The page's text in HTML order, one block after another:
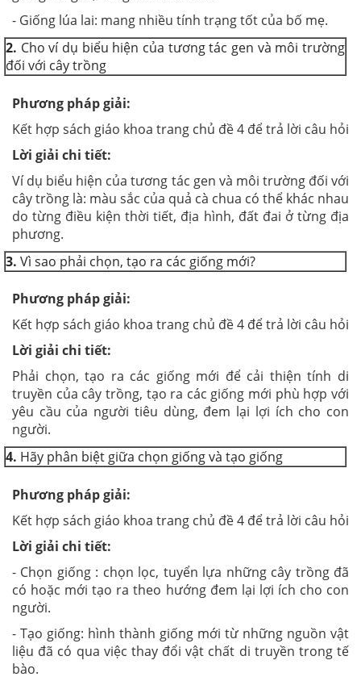
- Giống lúa lai: mang nhiều tính trạng tốt của bố mẹ.
2. Cho ví dụ biểu hiện của tương tác gen và môi trường
đối với cây trồng
Phương pháp giải:
Kết hợp sách giáo khoa trang chủ đề 4 để trả lời câu hỏi
Lời giải chi tiết:
Ví dụ biểu hiện của tương tác gen và môi trường đối với
cây trồng là: màu sắc của quả cà chua có thể khác nhau
do từng điều kiện thời tiết, địa hình, đất đai ở từng địa
phương.
3. Vì sao phải chọn, tạo ra các giống mới?
Phương pháp giải:
Kết hợp sách giáo khoa trang chủ đề 4 để trả lời câu hỏi
Lời giải chi tiết:
Phải chọn, tạo ra các giống mới để cải thiện tính di
truyền của cây trồng, tạo ra các giống mới phù hợp với
yêu cầu của người tiêu dùng, đem lại lợi ích cho con
người.
4. Hãy phân biệt giữa chọn giống và tạo giống
Phương pháp giải:
Kết hợp sách giáo khoa trang chủ đề 4 để trả lời câu hỏi
Lời giải chi tiết:
- Chọn giống : chọn lọc, tuyển lựa những cây trồng đã
có hoặc mới tạo ra theo hướng đem lại lợi ích cho con
người.
- Tạo giống: hình thành giống mới từ những nguồn vật
liệu đã có qua việc thay đổi vật chất di truyền trong tế
bào.